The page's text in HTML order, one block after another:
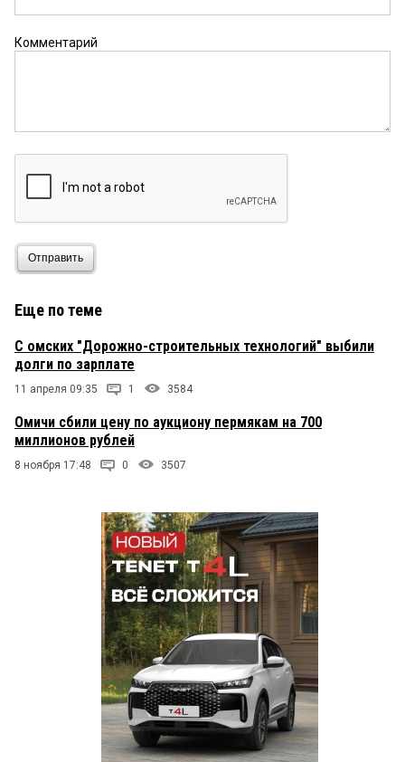
Комментарий
Отправить
Еще по теме
С омских "Дорожно-строительных технологий" выбили
долги по зарплате
11 апреля 09:35 1 3584
Омичи сбили цену по аукциону пермякам на 700
миллионов рублей
8 ноября 17:48 0 3507